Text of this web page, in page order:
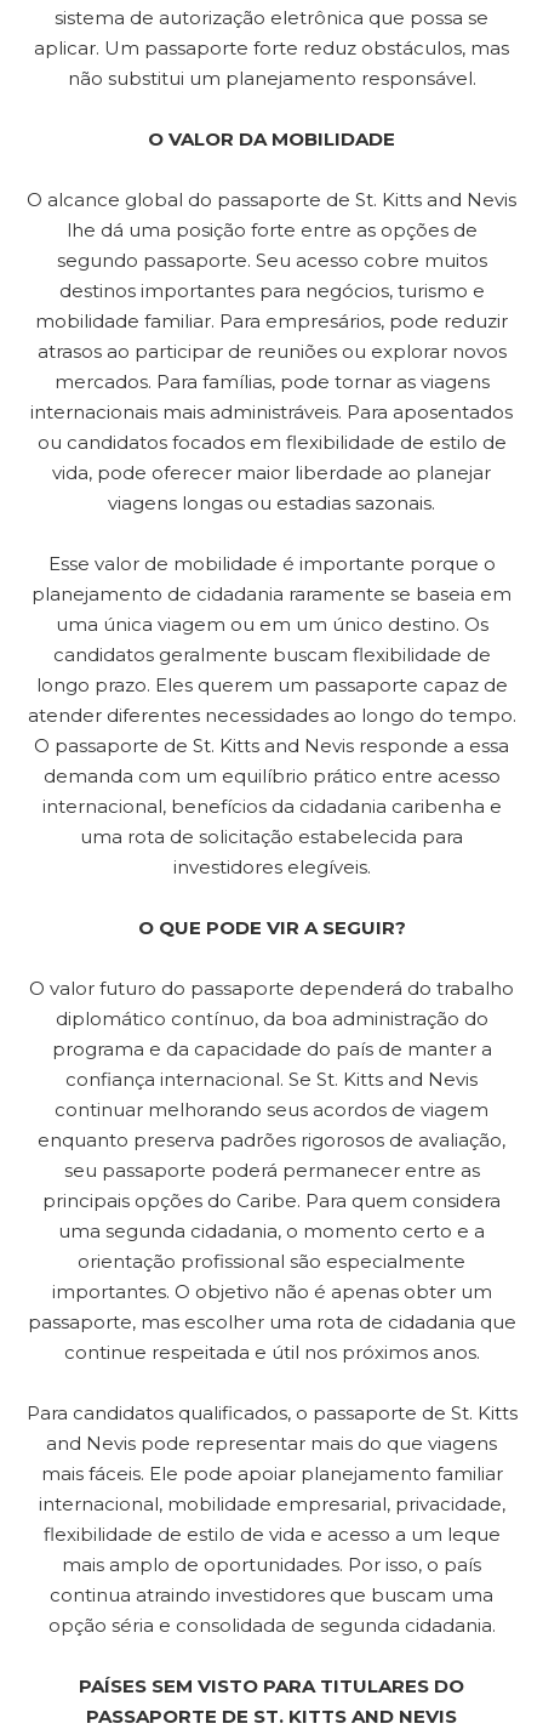
sistema de autorização eletrônica que possa se
aplicar. Um passaporte forte reduz obstáculos, mas
não substitui um planejamento responsável.
O VALOR DA MOBILIDADE
O alcance global do passaporte de St. Kitts and Nevis
lhe dá uma posição forte entre as opções de
segundo passaporte. Seu acesso cobre muitos
destinos importantes para negócios, turismo e
mobilidade familiar. Para empresários, pode reduzir
atrasos ao participar de reuniões ou explorar novos
mercados. Para famílias, pode tornar as viagens
internacionais mais administráveis. Para aposentados
ou candidatos focados em flexibilidade de estilo de
vida, pode oferecer maior liberdade ao planejar
viagens longas ou estadias sazonais.
Esse valor de mobilidade é importante porque o
planejamento de cidadania raramente se baseia em
uma única viagem ou em um único destino. Os
candidatos geralmente buscam flexibilidade de
longo prazo. Eles querem um passaporte capaz de
atender diferentes necessidades ao longo do tempo.
O passaporte de St. Kitts and Nevis responde a essa
demanda com um equilíbrio prático entre acesso
internacional, benefícios da cidadania caribenha e
uma rota de solicitação estabelecida para
investidores elegíveis.
O QUE PODE VIR A SEGUIR?
O valor futuro do passaporte dependerá do trabalho
diplomático contínuo, da boa administração do
programa e da capacidade do país de manter a
confiança internacional. Se St. Kitts and Nevis
continuar melhorando seus acordos de viagem
enquanto preserva padrões rigorosos de avaliação,
seu passaporte poderá permanecer entre as
principais opções do Caribe. Para quem considera
uma segunda cidadania, o momento certo e a
orientação profissional são especialmente
importantes. O objetivo não é apenas obter um
passaporte, mas escolher uma rota de cidadania que
continue respeitada e útil nos próximos anos.
Para candidatos qualificados, o passaporte de St. Kitts
and Nevis pode representar mais do que viagens
mais fáceis. Ele pode apoiar planejamento familiar
internacional, mobilidade empresarial, privacidade,
flexibilidade de estilo de vida e acesso a um leque
mais amplo de oportunidades. Por isso, o país
continua atraindo investidores que buscam uma
opção séria e consolidada de segunda cidadania.
PAÍSES SEM VISTO PARA TITULARES DO
PASSAPORTE DE ST. KITTS AND NEVIS